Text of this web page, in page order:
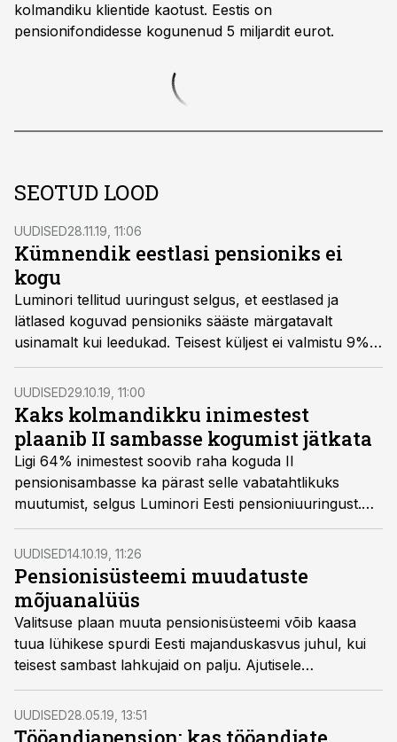
kolmandiku klientide kaotust. Eestis on
pensionifondidesse kogunenud 5 miljardit eurot.
SEOTUD LOOD
UUDISED28.11.19, 11:06
Kümnendik eestlasi pensioniks ei
kogu
Luminori tellitud uuringust selgus, et eestlased ja
lätlased koguvad pensioniks sääste märgatavalt
usinamalt kui leedukad. Teisest küljest ei valmistu 9%
eestlasi ja 7% lätlasi pensioniks üldse. Leedus on
mittekogujaid üle kahe korra enam ehk lausa 20%.
UUDISED29.10.19, 11:00
Kaks kolmandikku inimestest
plaanib II sambasse kogumist jätkata
Ligi 64% inimestest soovib raha koguda II
pensionisambasse ka pärast selle vabatahtlikuks
muutumist, selgus Luminori Eesti pensioniuuringust.
Vähem kui kolmandik ehk 32% kavatseb kogumise
lõpetada. Ülejäänud vastajad ei ole II sambaga liitunud.
UUDISED14.10.19, 11:26
Pensionisüsteemi muudatuste
mõjuanalüüs
Valitsuse plaan muuta pensionisüsteemi võib kaasa
tuua lühikese spurdi Eesti majanduskasvus juhul, kui
teisest sambast lahkujaid on palju. Ajutisele
kiirendusele järgneks majanduskasvu aeglustumine või
lausa majanduslangus, mille tõttu kannataks Eesti
inimeste elujärg.
UUDISED28.05.19, 13:51